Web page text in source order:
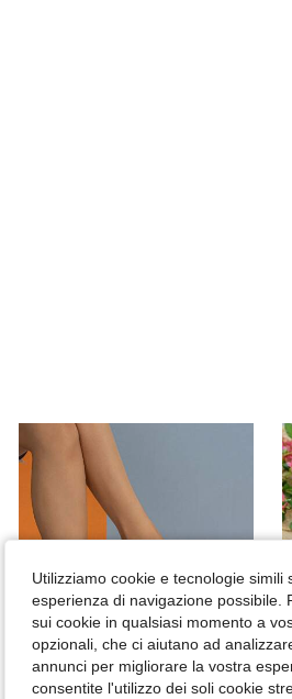
Utilizziamo cookie e tecnologie
esperienza di navigazione possibile.
sui cookie in qualsiasi momento a
opzionali, che ci aiutano ad
annunci per migliorare la vostra
consentite l'utilizzo dei soli cookie